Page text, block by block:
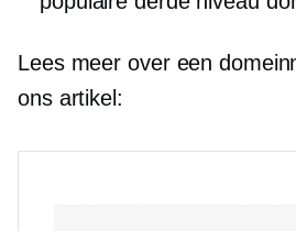
Lees meer over een
ons artikel: